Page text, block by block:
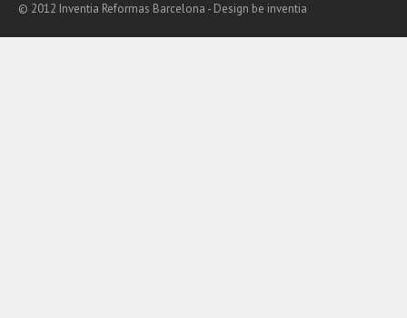
© 2012 Inventia Reformas Barcelona - Design be inventia